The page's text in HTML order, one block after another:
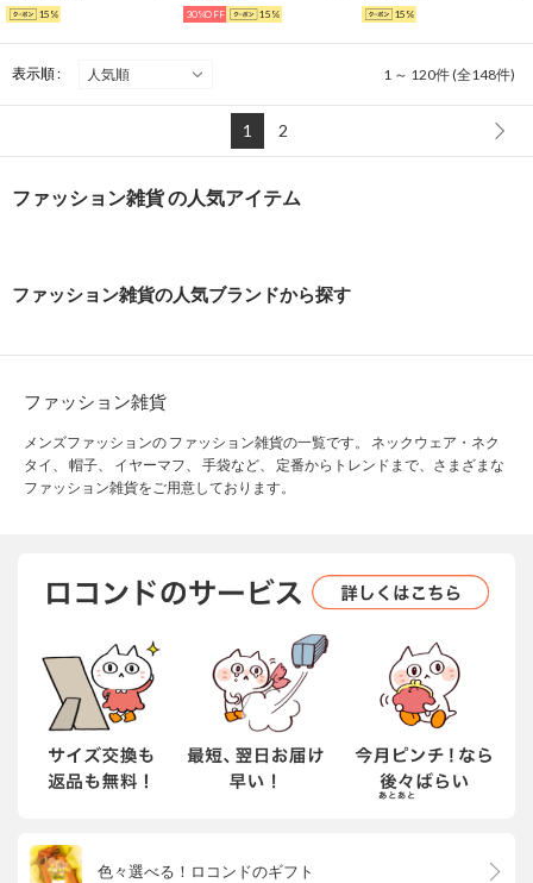
15% 30%OFF 15% 15%
表示順 : 1 ～ 120件 (全148件)
1 2
ファッション雑貨 の人気アイテム
ファッション雑貨の人気ブランドから探す
ファッション雑貨
メンズファッションの ファッション雑貨の一覧です。 ネックウェア・ネク
タイ、 帽子、 イヤーマフ、 手袋など、 定番からトレンドまで、さまざまな
ファッション雑貨をご用意しております。
色々選べる！ロコンドのギフト